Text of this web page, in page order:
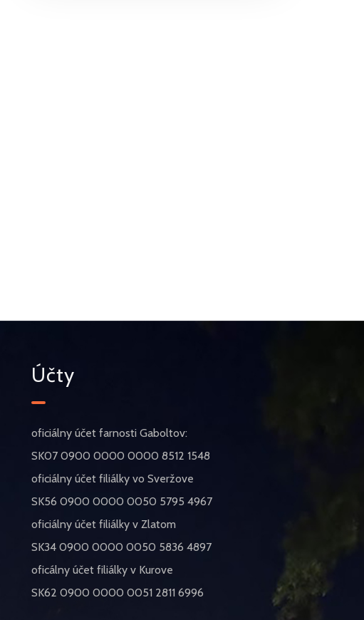
Účty
oficiálny účet farnosti Gaboltov:
SK07 0900 0000 0000 8512 1548
oficiálny účet filiálky vo Sveržove
SK56 0900 0000 0050 5795 4967
oficiálny účet filiálky v Zlatom
SK34 0900 0000 0050 5836 4897
oficálny účet filiálky v Kurove
SK62 0900 0000 0051 2811 6996